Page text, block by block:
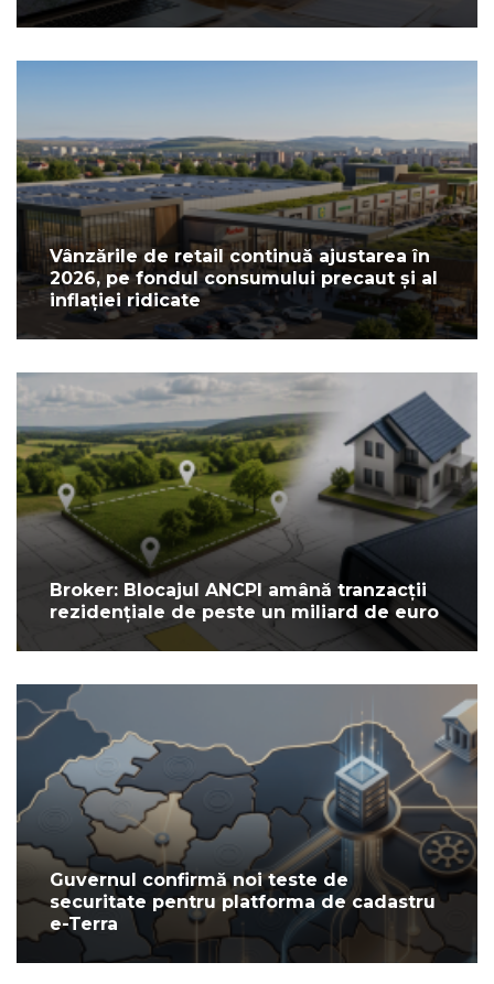
Vânzările de retail continuă ajustarea în
2026, pe fondul consumului precaut și al
inflației ridicate
Broker: Blocajul ANCPI amână tranzacții
rezidențiale de peste un miliard de euro
Guvernul confirmă noi teste de
securitate pentru platforma de cadastru
e-Terra